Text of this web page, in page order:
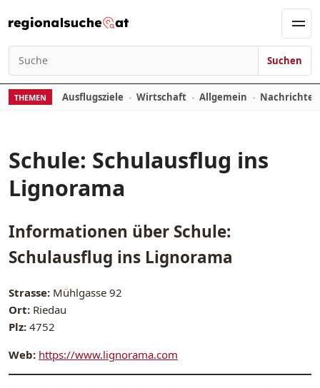
Suchen nach:
Suchen
THEMEN Ausflugsziele Wirtschaft Allgemein
Schule: Schulausflug ins
Lignorama
Informationen über Schule:
Schulausflug ins Lignorama
Strasse: Mühlgasse 92
Ort: Riedau
Plz: 4752
Web: https://www.lignorama.com